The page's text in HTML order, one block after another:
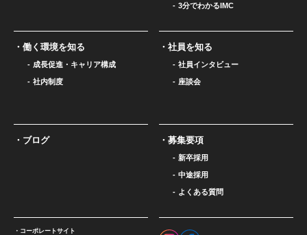
3分でわかるIMC
働く環境を知る
成長促進・キャリア構成
社内制度
社員を知る
社員インタビュー
座談会
ブログ 募集要項
新卒採用
中途採用
よくある質問
コーポレートサイト